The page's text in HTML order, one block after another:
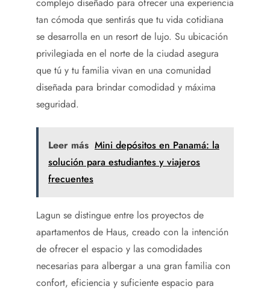
complejo diseñado para ofrecer una experiencia
tan cómoda que sentirás que tu vida cotidiana
se desarrolla en un resort de lujo. Su ubicación
privilegiada en el norte de la ciudad asegura
que tú y tu familia vivan en una comunidad
diseñada para brindar comodidad y máxima
seguridad.
Leer más Mini depósitos en Panamá: la
solución para estudiantes y viajeros
frecuentes
Lagun se distingue entre los proyectos de
apartamentos de Haus, creado con la intención
de ofrecer el espacio y las comodidades
necesarias para albergar a una gran familia con
confort, eficiencia y suficiente espacio para